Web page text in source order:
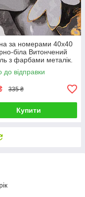
за номерами 40х40
біла Витончений
з фарбами металiк.
КНО4813
до відправки
335 ₴
Купити